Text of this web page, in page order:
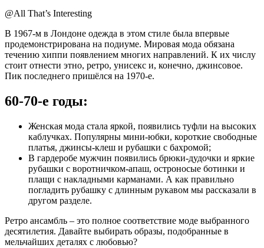
@All That’s Interesting
В 1967-м в Лондоне одежда в этом стиле была впервые
продемонстрирована на подиуме. Мировая мода обязана
течению хиппи появлением многих направлений. К их числу
стоит отнести этно, ретро, унисекс и, конечно, джинсовое.
Пик последнего пришёлся на 1970-е.
60-70-е годы:
Женская мода стала яркой, появились туфли на высоких
каблучках. Популярны мини-юбки, короткие свободные
платья, джинсы-клеш и рубашки с бахромой;
В гардеробе мужчин появились брюки-дудочки и яркие
рубашки с воротничком-апаш, остроносые ботинки и
плащи с накладными карманами. А как правильно
погладить рубашку с длинным рукавом мы рассказали в
другом разделе.
Ретро ансамбль – это полное соответствие моде выбранного
десятилетия. Давайте выбирать образы, подобранные в
мельчайших деталях с любовью?